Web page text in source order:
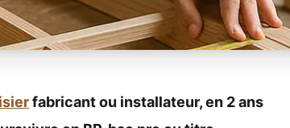
fabricant ou installateur, en 2 ans